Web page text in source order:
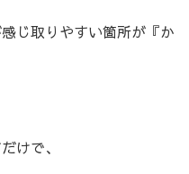
じ取りやすい箇所が『か
けで、